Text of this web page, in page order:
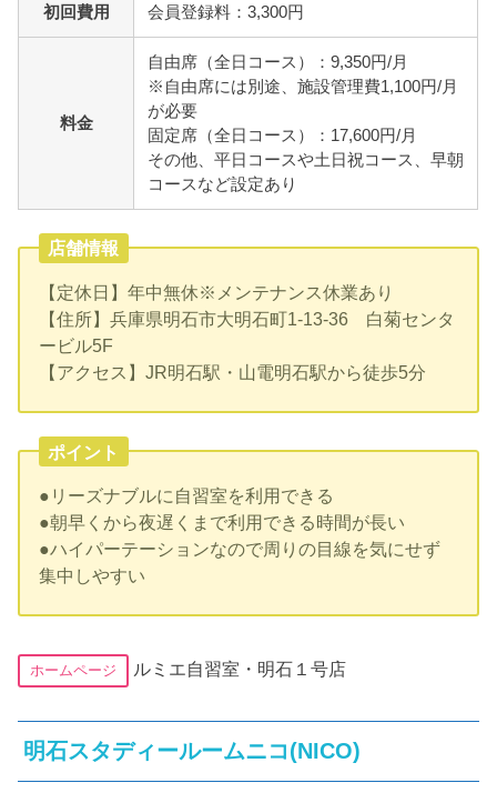
初回費用 会員登録料：3,300円
料金
自由席（全日コース）：9,350円/月
※自由席には別途、施設管理費1,100円/月
が必要
固定席（全日コース）：17,600円/月
その他、平日コースや土日祝コース、早朝
コースなど設定あり
店舗情報
【定休日】年中無休※メンテナンス休業あり
【住所】兵庫県明石市大明石町1-13-36 白菊センタ
ービル5F
【アクセス】JR明石駅・山電明石駅から徒歩5分
ポイント
●リーズナブルに自習室を利用できる
●朝早くから夜遅くまで利用できる時間が長い
●ハイパーテーションなので周りの目線を気にせず
集中しやすい
ホームページ ルミエ自習室・明石１号店
明石スタディールームニコ(NICO)